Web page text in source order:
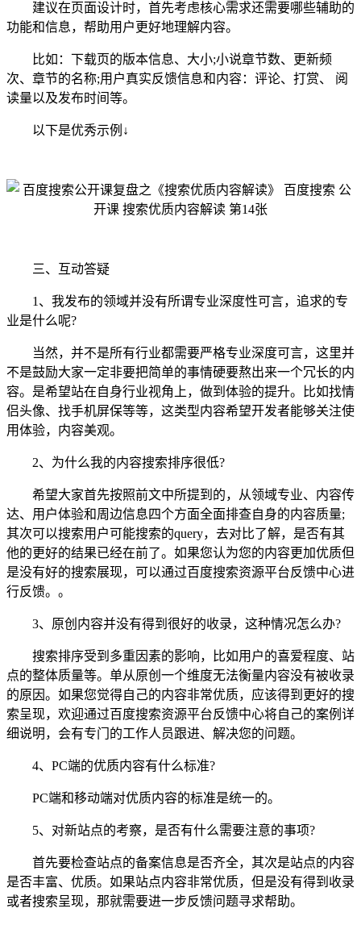
建议在页面设计时，首先考虑核心需求还需要哪些辅助的
功能和信息，帮助用户更好地理解内容。
比如：下载页的版本信息、大小;小说章节数、更新频
次、章节的名称;用户真实反馈信息和内容：评论、打赏、 阅
读量以及发布时间等。
以下是优秀示例↓
三、互动答疑
1、我发布的领域并没有所谓专业深度性可言，追求的专
业是什么呢?
当然，并不是所有行业都需要严格专业深度可言，这里并
不是鼓励大家一定非要把简单的事情硬要熬出来一个冗长的内
容。是希望站在自身行业视角上，做到体验的提升。比如找情
侣头像、找手机屏保等等，这类型内容希望开发者能够关注使
用体验，内容美观。
2、为什么我的内容搜索排序很低?
希望大家首先按照前文中所提到的，从领域专业、内容传
达、用户体验和周边信息四个方面全面排查自身的内容质量;
其次可以搜索用户可能搜索的query，去对比了解，是否有其
他的更好的结果已经在前了。如果您认为您的内容更加优质但
是没有好的搜索展现，可以通过百度搜索资源平台反馈中心进
行反馈。。
3、原创内容并没有得到很好的收录，这种情况怎么办?
搜索排序受到多重因素的影响，比如用户的喜爱程度、站
点的整体质量等。单从原创一个维度无法衡量内容没有被收录
的原因。如果您觉得自己的内容非常优质，应该得到更好的搜
索呈现，欢迎通过百度搜索资源平台反馈中心将自己的案例详
细说明，会有专门的工作人员跟进、解决您的问题。
4、PC端的优质内容有什么标准?
PC端和移动端对优质内容的标准是统一的。
5、对新站点的考察，是否有什么需要注意的事项?
首先要检查站点的备案信息是否齐全，其次是站点的内容
是否丰富、优质。如果站点内容非常优质，但是没有得到收录
或者搜索呈现，那就需要进一步反馈问题寻求帮助。